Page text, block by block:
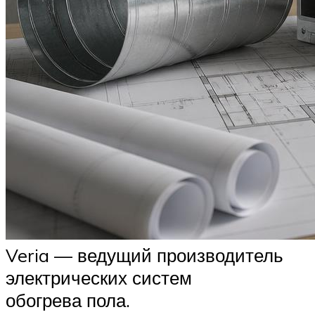
Veria — ведущий производитель
электрических систем
обогрева пола.